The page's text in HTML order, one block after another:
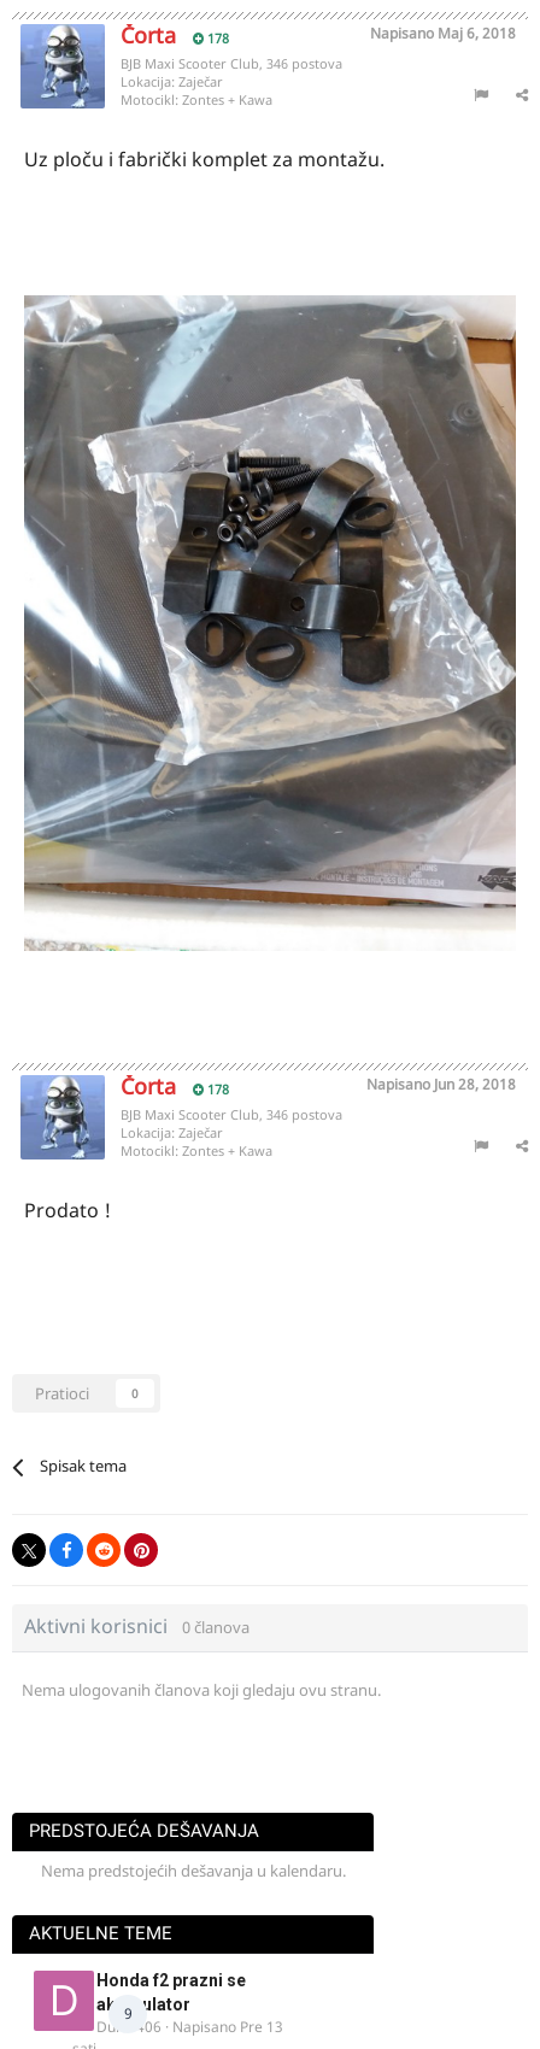
Čorta 178 Napisano Maj 6, 2018
BJB Maxi Scooter Club, 346 postova
Lokacija: Zaječar
Motocikl: Zontes + Kawa
Uz ploču i fabrički komplet za montažu.
Čorta 178 Napisano Jun 28, 2018
BJB Maxi Scooter Club, 346 postova
Lokacija: Zaječar
Motocikl: Zontes + Kawa
Prodato !
Pratioci 0
Spisak tema
Aktivni korisnici 0 članova
Nema ulogovanih članova koji gledaju ovu stranu.
PREDSTOJEĆA DEŠAVANJA
Nema predstojećih dešavanja u kalendaru.
AKTUELNE TEME
9
Honda f2 prazni se
akomulator
Dule1406 · Napisano Pre 13